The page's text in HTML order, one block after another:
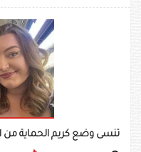
تنسى وضع كريم الحماية